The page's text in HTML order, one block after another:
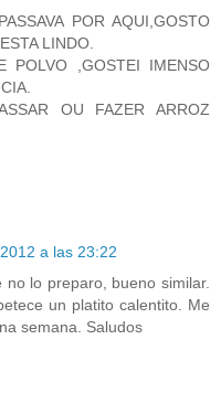
POR AQUI,GOSTO
LINDO.
POLVO ,GOSTEI IMENSO
OU FAZER ARROZ
a las 23:22
lo preparo, bueno similar.
un platito calentito. Me
semana. Saludos